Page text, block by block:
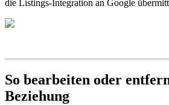
die Listings-Integration an Google
So bearbeiten oder
Beziehung